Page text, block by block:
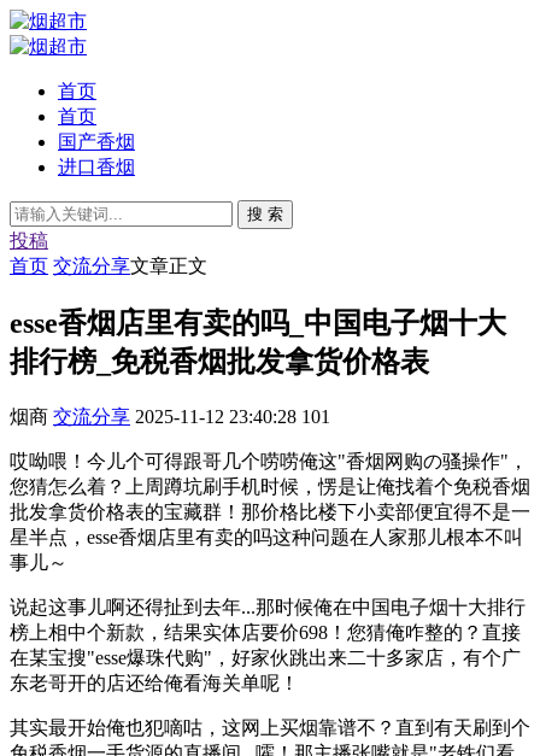
首页
首页
国产香烟
进口香烟
搜 索
投稿
首页 交流分享文章正文
esse香烟店里有卖的吗_中国电子烟十大
排行榜_免税香烟批发拿货价格表
烟商 交流分享 2025-11-12 23:40:28 101
哎呦喂！今儿个可得跟哥几个唠唠俺这"香烟网购の骚操作"，
您猜怎么着？上周蹲坑刷手机时候，愣是让俺找着个免税香烟
批发拿货价格表的宝藏群！那价格比楼下小卖部便宜得不是一
星半点，esse香烟店里有卖的吗这种问题在人家那儿根本不叫
事儿～
说起这事儿啊还得扯到去年...那时候俺在中国电子烟十大排行
榜上相中个新款，结果实体店要价698！您猜俺咋整的？直接
在某宝搜"esse爆珠代购"，好家伙跳出来二十多家店，有个广
东老哥开的店还给俺看海关单呢！
其实最开始俺也犯嘀咕，这网上买烟靠谱不？直到有天刷到个